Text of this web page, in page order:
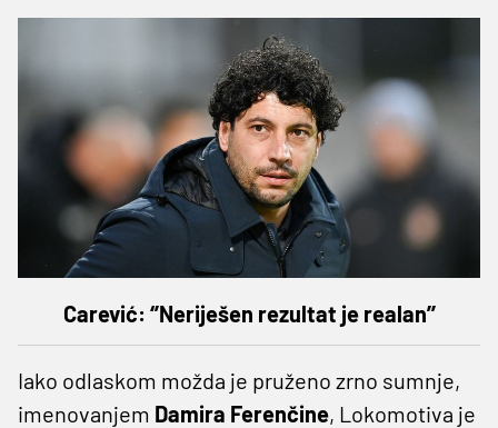
Carević: ‘’Neriješen rezultat je realan’’
Iako odlaskom možda je pruženo zrno sumnje,
imenovanjem Damira Ferenčine, Lokomotiva je